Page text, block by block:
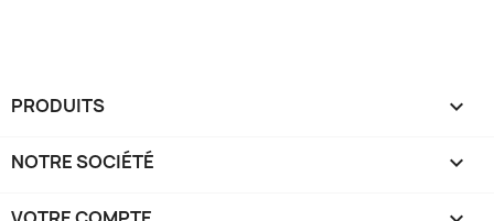
PRODUITS 
NOTRE SOCIÉTÉ 